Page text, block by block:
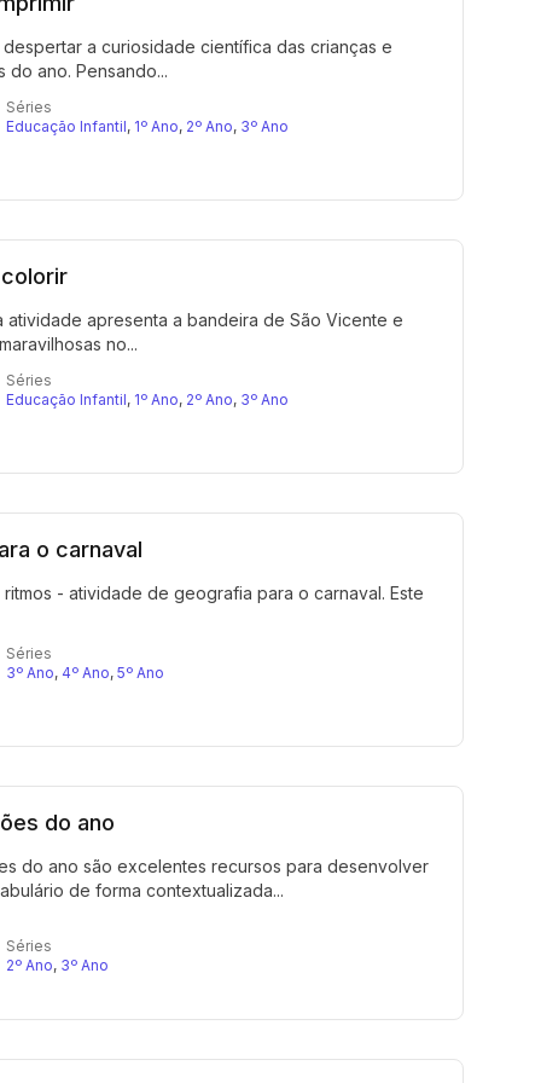
a curiosidade científica das crianças e
ano. Pensando...
Séries
Educação Infantil, 1º Ano, 2º Ano, 3º Ano
apresenta a bandeira de São Vicente e
no...
Séries
Educação Infantil, 1º Ano, 2º Ano, 3º Ano
o carnaval
- atividade de geografia para o carnaval. Este
Séries
3º Ano, 4º Ano, 5º Ano
do ano
do ano são excelentes recursos para desenvolver
de forma contextualizada...
Séries
2º Ano, 3º Ano